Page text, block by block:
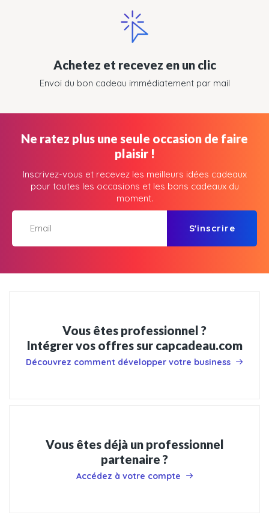
Achetez et recevez en un clic
Envoi du bon cadeau immédiatement par mail
Ne ratez plus une seule occasion de faire
plaisir !
Inscrivez-vous et recevez les meilleurs idées cadeaux
pour toutes les occasions et les bons cadeaux du
moment.
S'inscrire
Vous êtes professionnel ?
Intégrer vos offres sur capcadeau.com
Découvrez comment développer votre business
Vous êtes déjà un professionnel
partenaire ?
Accédez à votre compte